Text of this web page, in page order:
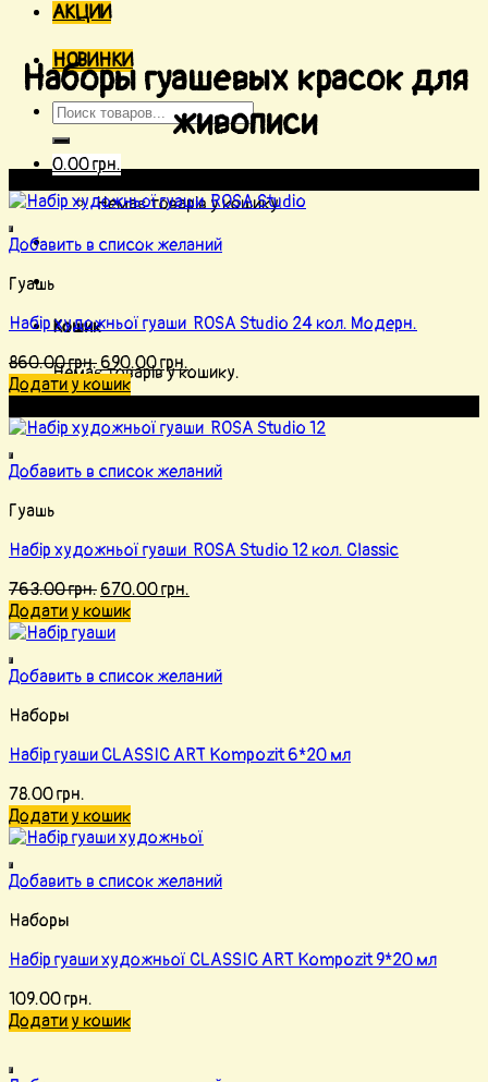
АКЦИИ
НОВИНКИ
0.00грн.
Немає товарів у кошику.
Кошик
Немає товарів у кошику.
Наборы гуашевых красок для
живописи
Розпродаж!
Добавить в список желаний
Гуашь
Набір художньої гуаши ROSA Studio 24 кол. Модерн.
860.00грн.690.00грн.
Додати у кошик
Добавить в список желаний
Гуашь
Набір художньої гуаши ROSA Studio 12 кол. Classic
763.00грн.670.00грн.
Додати у кошик
Добавить в список желаний
Наборы
Набір гуаши CLASSIC ART Kompozit 6*20 мл
78.00грн.
Додати у кошик
Добавить в список желаний
Наборы
Набір гуаши художньої CLASSIC ART Kompozit 9*20 мл
109.00грн.
Додати у кошик